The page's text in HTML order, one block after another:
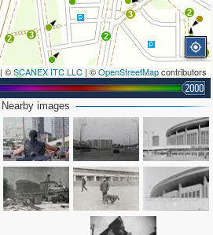
2
3 3
2 3 2
3
| ©SCANEX ITC LLC | ©OpenStreetMapcontributors
2000
Nearby images